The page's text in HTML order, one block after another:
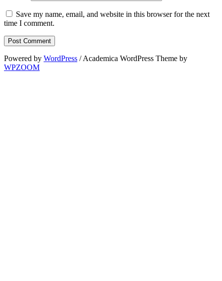
Save my name, email, and website in this browser for the next
time I comment.
Powered by WordPress / Academica WordPress Theme by
WPZOOM